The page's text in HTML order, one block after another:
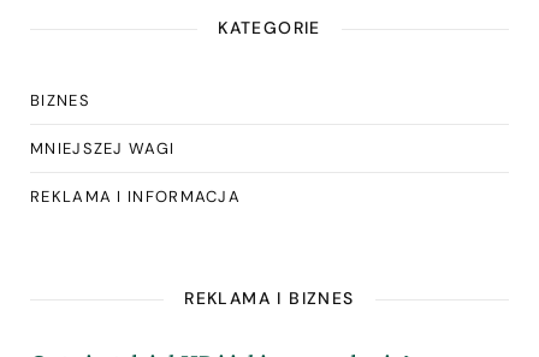
KATEGORIE
BIZNES
MNIEJSZEJ WAGI
REKLAMA I INFORMACJA
REKLAMA I BIZNES